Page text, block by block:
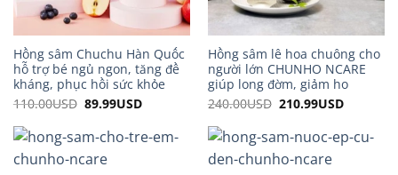
Hồng sâm Chuchu Hàn Quốc
hỗ trợ bé ngủ ngon, tăng đề
kháng, phục hồi sức khỏe
110.00USD Original
was:
110.00USD.
89.99USDCurrent
89.99USD.
Hồng sâm lê hoa chuông cho
người lớn CHUNHO NCARE
giúp long đờm, giảm ho
240.00USD Original
240.00USD.
210.99USDCurrent